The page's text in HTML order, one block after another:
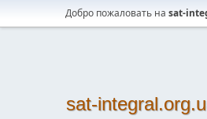
Добро пожаловать на sat-
sat-